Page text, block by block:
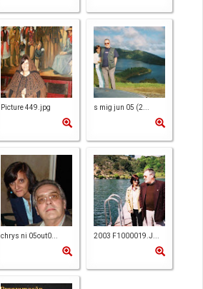
Picture 449.jpg s mig jun 05 (2...
chrys ni 05out0... 2003 F1000019.J...